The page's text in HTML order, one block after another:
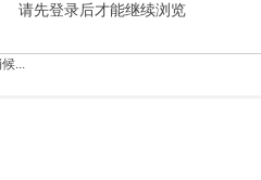
请先登录后才能继续浏览
...